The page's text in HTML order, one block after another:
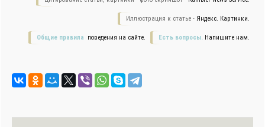
Иллюстрация к статье - Яндекс. Картинки.
Есть вопросы. Напишите нам.
Общие правила поведения на сайте.